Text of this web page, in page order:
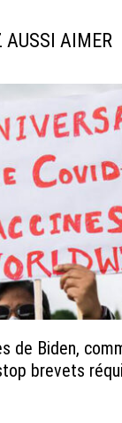
AUSSI AIMER
de Biden,
brevets